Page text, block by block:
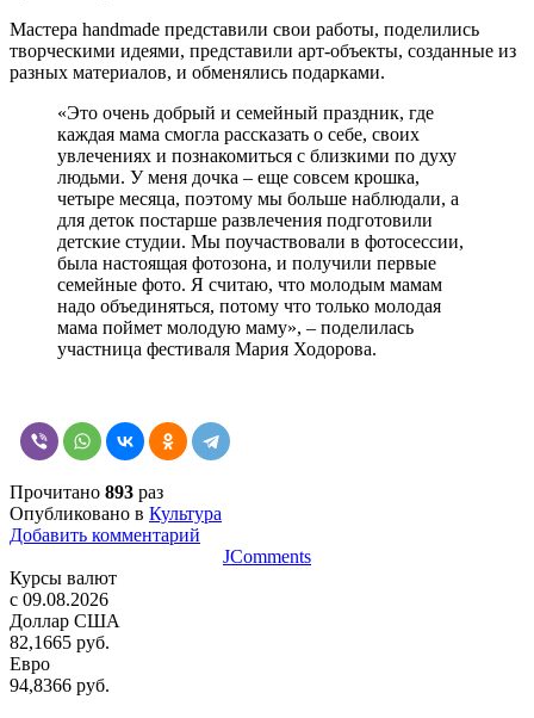
Мастера handmade представили свои работы, поделились
творческими идеями, представили арт-объекты, созданные из
разных материалов, и обменялись подарками.
«Это очень добрый и семейный праздник, где
каждая мама смогла рассказать о себе, своих
увлечениях и познакомиться с близкими по духу
людьми. У меня дочка – еще совсем крошка,
четыре месяца, поэтому мы больше наблюдали, а
для деток постарше развлечения подготовили
детские студии. Мы поучаствовали в фотосессии,
была настоящая фотозона, и получили первые
семейные фото. Я считаю, что молодым мамам
надо объединяться, потому что только молодая
мама поймет молодую маму», – поделилась
участница фестиваля Мария Ходорова.
Прочитано 893 раз
Опубликовано в Культура
Добавить комментарий
JComments
Курсы валют
c 09.08.2026
Доллар США
82,1665 руб.
Евро
94,8366 руб.